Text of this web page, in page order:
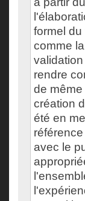
formel
comme
rendre
de
création
été en
avec le